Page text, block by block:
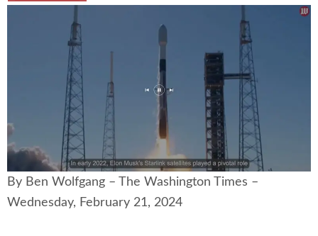
COVID-19
米国内
国際
安全保障
ビジネス・経済
カルチャー
By Ben Wolfgang – The Washington Times –
Wednesday, February 21, 2024